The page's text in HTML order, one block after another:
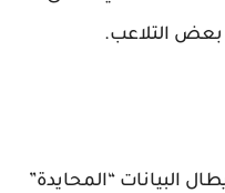
بعض التلاعب.
البيانات “المحايدة”